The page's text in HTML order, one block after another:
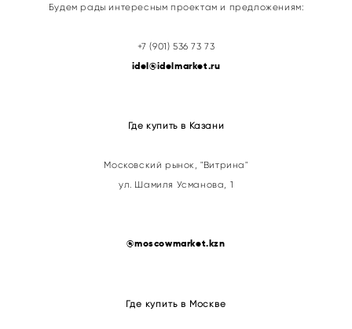
Будем рады интересным проектам и предложениям:
+7 (901) 536 73 73
idel@idelmarket.ru
Где купить в Казани
Московский рынок, "Витрина"
ул. Шамиля Усманова, 1
@moscowmarket.kzn
Где купить в Москве